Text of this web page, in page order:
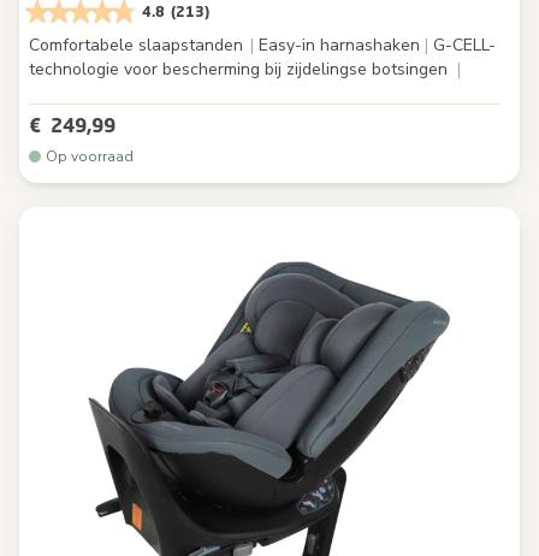
4.8 (213)
Comfortabele slaapstanden | Easy-in harnashaken | G-CELL-
technologie voor bescherming bij zijdelingse botsingen |
€ 249,99
Op voorraad